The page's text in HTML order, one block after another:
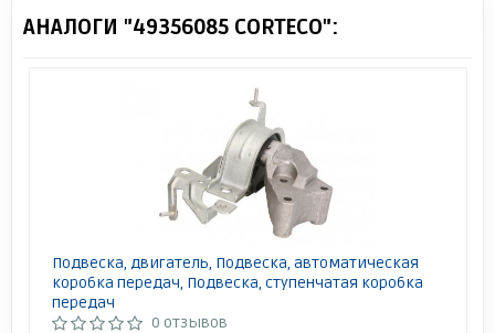
АНАЛОГИ "49356085 CORTECO":
Подвеска, двигатель, Подвеска, автоматическая
коробка передач, Подвеска, ступенчатая коробка
передач
0 отзывов